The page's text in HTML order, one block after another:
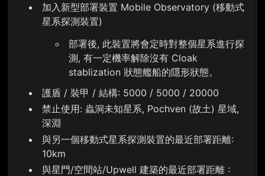
加入新型部署裝置 Mobile Observatory (移動式
星系探測裝置)
部署後, 此裝置將會定時對整個星系進行探
測, 有一定機率解除沒有 Cloak
stablization 狀態艦船的隱形狀態。
護盾 / 裝甲 / 結構: 5000 / 5000 / 20000
禁止使用: 蟲洞未知星系, Pochven (故土) 星域,
深淵
與另一個移動式星系探測裝置的最近部署距離:
10km
與星門/空間站/Upwell 建築的最近部署距離 :